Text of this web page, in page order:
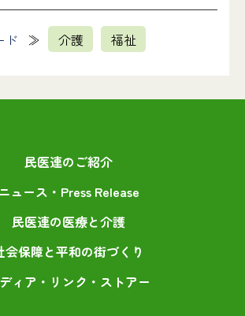
ド 介護 福祉
民医連のご紹介
ニュース・Press Release
民医連の医療と介護
会保障と平和の街づくり
ィア・リンク・ストアー